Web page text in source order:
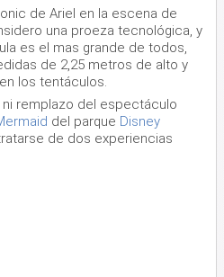
de Ariel en la escena de
una proeza tecnológica, y
es el mas grande de todos,
de 2,25 metros de alto y
los tentáculos.
remplazo del espectáculo
del parque Disney
de dos experiencias